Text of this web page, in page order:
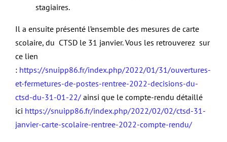
stagiaires.
Il a ensuite présenté l’ensemble des mesures de carte
scolaire, du CTSD le 31 janvier. Vous les retrouverez sur
ce lien
: https://snuipp86.fr/index.php/2022/01/31/ouvertures-
et-fermetures-de-postes-rentree-2022-decisions-du-
ctsd-du-31-01-22/ ainsi que le compte-rendu détaillé
ici https://snuipp86.fr/index.php/2022/02/02/ctsd-31-
janvier-carte-scolaire-rentree-2022-compte-rendu/